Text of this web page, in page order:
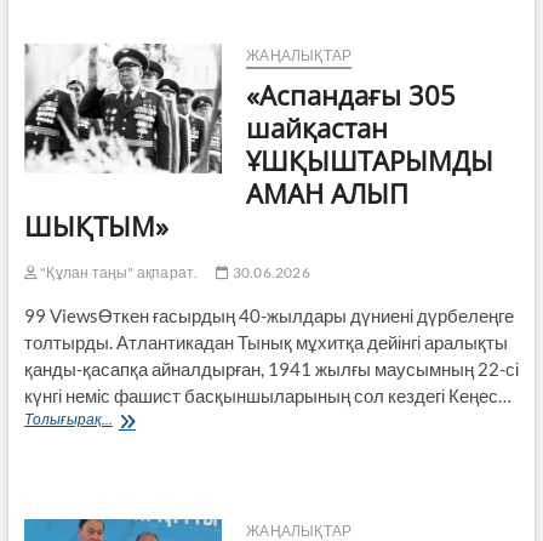
ЖАҢАЛЫҚТАР
«Аспандағы 305
шайқастан
ҰШҚЫШТАРЫМДЫ
АМАН АЛЫП
ШЫҚТЫМ»
"Құлан таңы" ақпарат. 30.06.2026
99 ViewsӨткен ғасырдың 40-жылдары дүниені дүрбелеңге
толтырды. Атлантикадан Тынық мұхитқа дейінгі аралықты
қанды-қасапқа айналдырған, 1941 жылғы маусымның 22-сі
күнгі неміс фашист басқыншыларының сол кездегі Кеңес…
Толығырақ... «Аспандағы
АЛЫП
ЖАҢАЛЫҚТАР